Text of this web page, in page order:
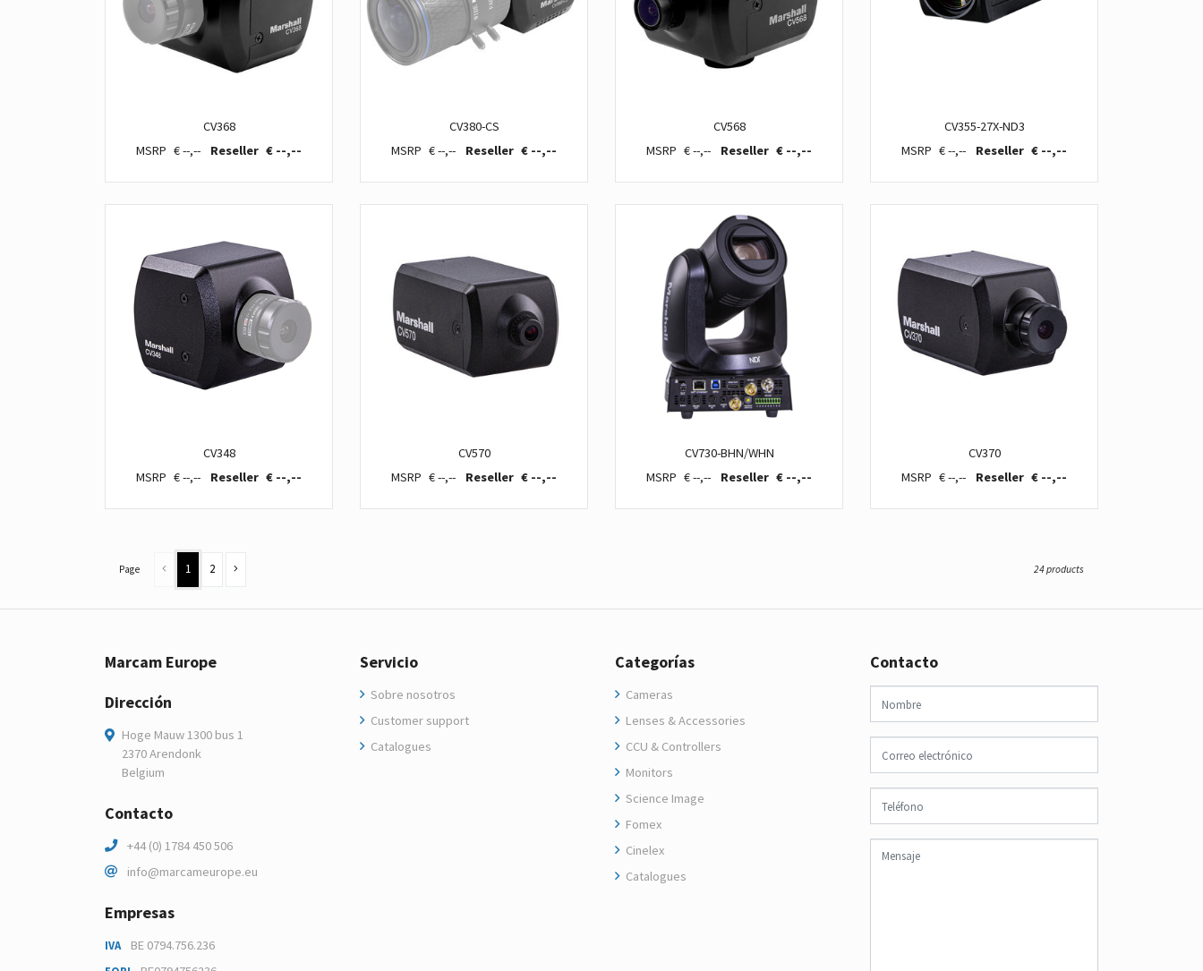
CV368
€ --,--
€ --,--
CV380-CS
€ --,--
€ --,--
CV568
€ --,--
€ --,--
CV355-27X-ND3
€ --,--
€ --,--
CV348
€ --,--
€ --,--
CV570
€ --,--
€ --,--
CV730-BHN/WHN
€ --,--
€ --,--
CV370
€ --,--
€ --,--
Page 1 2 24 products
Marcam Europe
Dirección
Hoge Mauw 1300 bus 1
2370 Arendonk
Belgium
Contacto
+44 (0) 1784 450 506
info@marcameurope.eu
Empresas
IVA BE 0794.756.236
Servicio
Sobre nosotros
Customer support
Catalogues
Categorías
Cameras
Lenses & Accessories
CCU & Controllers
Monitors
Science Image
Fomex
Cinelex
Catalogues
Contacto